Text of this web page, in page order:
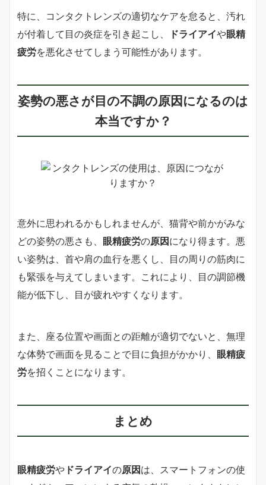
特に、コンタクトレンズの適切なケアを怠ると、汚れ
が付着して目の炎症を引き起こし、
ドライアイや眼精
疲労を悪化させてしまう可能性があります。
姿勢の悪さが目の不調の原因になるのは
本当ですか？
意外に思われるかもしれませんが、猫背や前かがみな
どの姿勢の悪さも、 眼精疲労の原因になり得ます。悪
い姿勢は、首や肩の血行を悪くし、目の周りの筋肉に
も緊張を与えてしまいます。これにより、目の調節機
能が低下し、目が疲れやすくなります。
また、座る位置や画面との距離が適切でないと、無理
な体勢で画面を見ることで目に負担がかかり、 眼精疲
労を招くことになります。
まとめ
眼精疲労や ドライアイの原因は、スマートフォンの使